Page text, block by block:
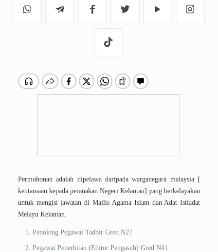
Permohonan adalah dipelawa daripada warganegara malaysia [
keutamaan kepada peranakan Negeri Kelantan] yang berkelayakan
untuk mengisi jawatan di Majlis Agama Islam dan Adat Istiadat
Melayu Kelantan.
Penolong Pegawai Tadbir Gred N27
Pegawai Penerbitan (Editor Pengasuh) Gred N41